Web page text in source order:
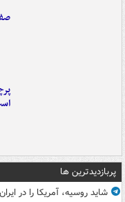
پربازدیدترین ها
شاید روسیه، آمریکا را در